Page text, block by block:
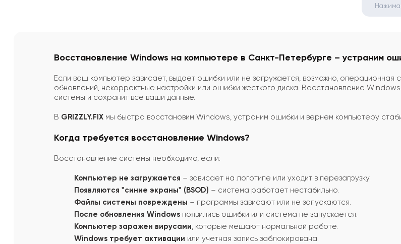
Восстановление Windows на компьютере в Санкт-Петербурге – устраним
Если ваш компьютер зависает, выдает ошибки или не загружается, возможно, операционная
обновлений, некорректные настройки или ошибки жесткого диска. Восстановление
системы и сохранит все ваши данные.
В GRIZZLY.FIX мы быстро восстановим Windows, устраним ошибки и вернем компьютеру
Когда требуется восстановление Windows?
Восстановление системы необходимо, если:
Компьютер не загружается – зависает на логотипе или уходит в перезагрузку.
Появляются "синие экраны" (BSOD) – система работает нестабильно.
Файлы системы повреждены – программы зависают или не запускаются.
После обновления Windows появились ошибки или система не запускается.
Компьютер заражен вирусами, которые мешают нормальной работе.
Windows требует активации или учетная запись заблокирована.